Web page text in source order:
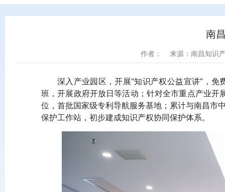
南
作者： 来源：南昌知识
深入产业园区，开展“知识产权公益宣讲”，免
班，开展政府开放日等活动；针对全市重点产业
位，首批国家级专利导航服务基地；累计与南昌市
保护工作站，初步建成知识产权协同保护体系。